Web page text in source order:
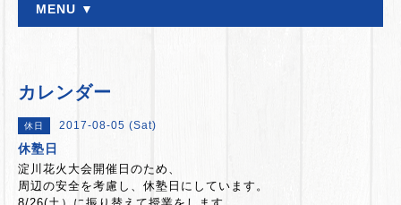
MENU ▼
カレンダー
休日 2017-08-05 (Sat)
休塾日
淀川花火大会開催日のため、
周辺の安全を考慮し、休塾日にしています。